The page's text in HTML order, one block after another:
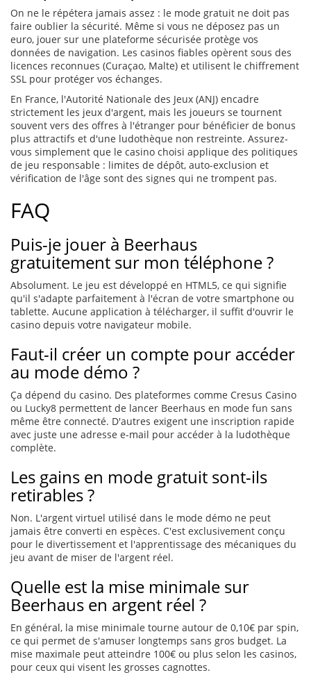
On ne le répétera jamais assez : le mode gratuit ne doit pas
faire oublier la sécurité. Même si vous ne déposez pas un
euro, jouer sur une plateforme sécurisée protège vos
données de navigation. Les casinos fiables opèrent sous des
licences reconnues (Curaçao, Malte) et utilisent le chiffrement
SSL pour protéger vos échanges.
En France, l'Autorité Nationale des Jeux (ANJ) encadre
strictement les jeux d'argent, mais les joueurs se tournent
souvent vers des offres à l'étranger pour bénéficier de bonus
plus attractifs et d'une ludothèque non restreinte. Assurez-
vous simplement que le casino choisi applique des politiques
de jeu responsable : limites de dépôt, auto-exclusion et
vérification de l'âge sont des signes qui ne trompent pas.
FAQ
Puis-je jouer à Beerhaus
gratuitement sur mon téléphone ?
Absolument. Le jeu est développé en HTML5, ce qui signifie
qu'il s'adapte parfaitement à l'écran de votre smartphone ou
tablette. Aucune application à télécharger, il suffit d'ouvrir le
casino depuis votre navigateur mobile.
Faut-il créer un compte pour accéder
au mode démo ?
Ça dépend du casino. Des plateformes comme Cresus Casino
ou Lucky8 permettent de lancer Beerhaus en mode fun sans
même être connecté. D'autres exigent une inscription rapide
avec juste une adresse e-mail pour accéder à la ludothèque
complète.
Les gains en mode gratuit sont-ils
retirables ?
Non. L'argent virtuel utilisé dans le mode démo ne peut
jamais être converti en espèces. C'est exclusivement conçu
pour le divertissement et l'apprentissage des mécaniques du
jeu avant de miser de l'argent réel.
Quelle est la mise minimale sur
Beerhaus en argent réel ?
En général, la mise minimale tourne autour de 0,10€ par spin,
ce qui permet de s'amuser longtemps sans gros budget. La
mise maximale peut atteindre 100€ ou plus selon les casinos,
pour ceux qui visent les grosses cagnottes.